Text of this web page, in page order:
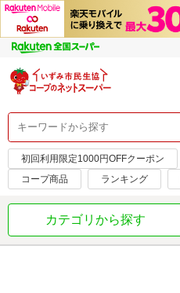
初回利用限定1000円OFFクーポン
コープ商品
ランキング
カテゴリから探す